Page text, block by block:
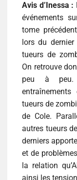
Avis d’Inessa :
événements
tome
lors du
tueurs de
On retrouve
peu à peu.
tueurs de
de Cole.
autres tueurs
derniers
et de
la relation
ainsi les